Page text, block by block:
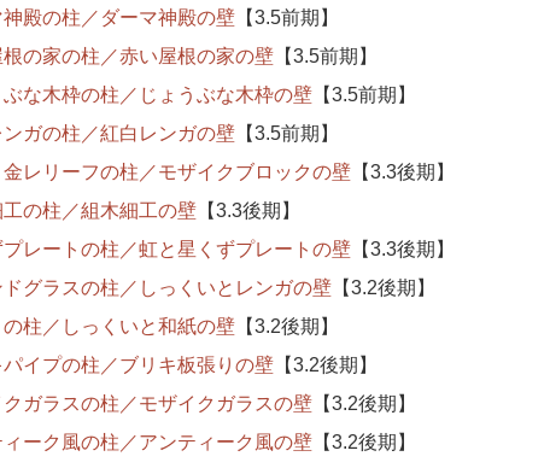
殿の柱／ダーマ神殿の壁 【3.5前期】
の家の柱／赤い屋根の家の壁 【3.5前期】
な木枠の柱／じょうぶな木枠の壁 【3.5前期】
ガの柱／紅白レンガの壁 【3.5前期】
レリーフの柱／モザイクブロックの壁 【3.3後期】
の柱／組木細工の壁 【3.3後期】
レートの柱／虹と星くずプレートの壁 【3.3後期】
グラスの柱／しっくいとレンガの壁 【3.2後期】
柱／しっくいと和紙の壁 【3.2後期】
イプの柱／ブリキ板張りの壁 【3.2後期】
ガラスの柱／モザイクガラスの壁 【3.2後期】
ーク風の柱／アンティーク風の壁 【3.2後期】